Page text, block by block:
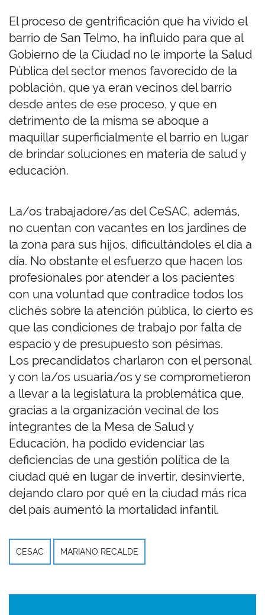
El proceso de gentrificación que ha vivido el
barrio de San Telmo, ha influido para que al
Gobierno de la Ciudad no le importe la Salud
Pública del sector menos favorecido de la
población, que ya eran vecinos del barrio
desde antes de ese proceso, y que en
detrimento de la misma se aboque a
maquillar superficialmente el barrio en lugar
de brindar soluciones en materia de salud y
educación.
La/os trabajadore/as del CeSAC, además,
no cuentan con vacantes en los jardines de
la zona para sus hijos, dificultándoles el día a
día. No obstante el esfuerzo que hacen los
profesionales por atender a los pacientes
con una voluntad que contradice todos los
clichés sobre la atención pública, lo cierto es
que las condiciones de trabajo por falta de
espacio y de presupuesto son pésimas.
Los precandidatos charlaron con el personal
y con la/os usuaria/os y se comprometieron
a llevar a la legislatura la problemática que,
gracias a la organización vecinal de los
integrantes de la Mesa de Salud y
Educación, ha podido evidenciar las
deficiencias de una gestión política de la
ciudad qué en lugar de invertir, desinvierte,
dejando claro por qué en la ciudad más rica
del país aumentó la mortalidad infantil.
CESAC MARIANO RECALDE